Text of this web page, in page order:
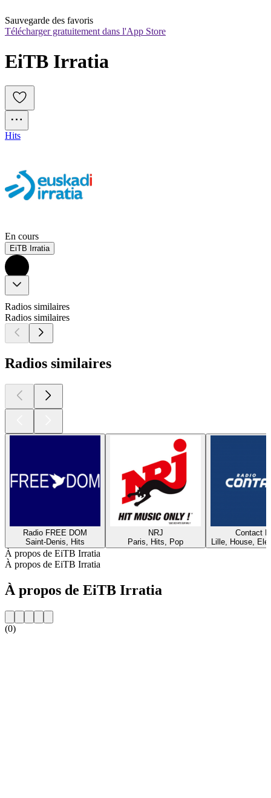
Sauvegarde des favoris
Télécharger gratuitement dans l'App Store
EiTB Irratia
Hits
En cours
EiTB Irratia
Radios similaires
Radios similaires
Radios similaires
Radio FREE DOM
Saint-Denis, Hits
NRJ
Paris, Hits, Pop
Contact
Lille, House,
À propos de EiTB Irratia
À propos de EiTB Irratia
À propos de EiTB Irratia
(0)